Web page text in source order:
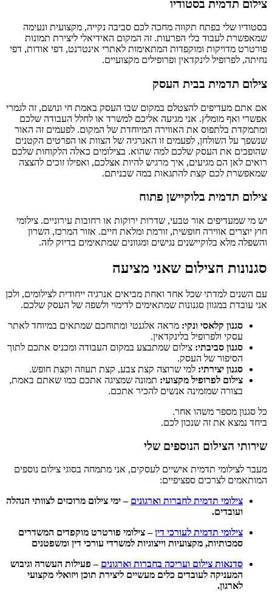
צילום תדמית בסטודיו
בסטודיו שלי בפתח תקווה מחכה לכם סביבה נקייה, מקצועית ונעימה
שמאפשרת לעבוד בלי הפרעות. זה המקום האידיאלי ליצירת תמונות
פורטרט מדויקות ומוקפדות המתאימות לאתרי אינטרנט, דפי אודות, דפי
נחיתה, לפרופיל לינקדאין ופרופילים מקצועיים.
צילום תדמית בבית העסק
אם אתם מעדיפים להצטלם במקום שבו העסק באמת חי ונושם, זה לגמרי
אפשרי ואף מומלץ. אני מגיעה אליכם למשרד או לחלל העבודה שלכם
ומתמקדת בלתפוס את האווירה המיוחדת של המקום. לפעמים זה האור
שנשפך על השולחן, לפעמים זו האנרגיה של הצוות או הפרטים הקטנים
שהופכים את העסק שלכם למה שהוא. בצילומים כאלה הלקוחות שלכם
רואים לאן הם מגיעים, איך מרגיש להיות אצלכם, ואפילו זוכים להצצה
שמאפשרת לכם קצת להתגאות במה שבניתם.
צילום תדמית בלוקיישן פתוח
יש מי שמעדיפים אור טבעי, שדרות ירוקות או רחובות עירוניים. צילומי
חוץ יוצרים אווירה חופשית, זורמת ומלאת חיים. אזור המרכז, השרון
והשפלה מלא בלוקיישנים נגישים ומגוונים שמתאימים בדיוק לזה.
סגנונות הצילום שאני מציעה
עם השנים למדתי שכל אחד ואחת מביאים אנרגיה ייחודית לצילומים, ולכן
אני עובדת במגוון סגנונות שמתאימים לדימוי ולשפה של העסק שלכם.
סגנון קלאסי ונקי: מראה אלגנטי ומתוחכם שמתאים במיוחד לאתר
עסקי ולפרופיל בלינקדאין.
סגנון סביבתי: צילום שמתבצע במקום העבודה ומכניס אתכם לתוך
הסיפור של העסק.
סגנון יצירתי: למי שרוצה קצת צבע, קצת תעוזה וקצת חופש.
צילום לפרופיל מקצועי: תמונה שמציגה אתכם כמו שאתם באמת,
בצורה שמזמינה אנשים להכיר אתכם.
כל סגנון מספר משהו אחר.
ביחד נמצא את זה שנכון לכם.
שירותי הצילום הנוספים שלי
מעבר לצילומי תדמית אישיים לעסקים, אני מתמחה בסוגי צילום נוספים
המותאמים לצרכים ספציפיים:
צילומי תדמית לחברות וארגונים – ימי צילום מרוכזים לצוותי הנהלה
ועובדים.
צילומי תדמית לעורכי דין– צילומי פורטרט מוקפדים המשדרים
סמכותיות, מקצועיות וייצוגיות למשרדי עורכי דין ומשפטנים
סדנאות צילום ועריכה בחברות וארגונים – פעילות העשרה וגיבוש
המעניקה לעובדים כלים מעשיים ליצירת תוכן ויזואלי מקצועי
לארגון.